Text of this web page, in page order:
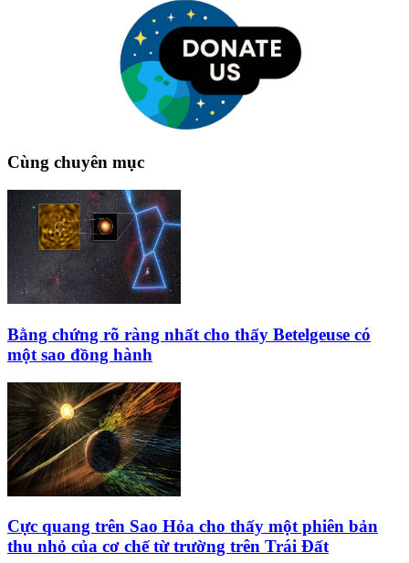
Cùng chuyên mục
Bằng chứng rõ ràng nhất cho thấy Betelgeuse có
một sao đồng hành
Cực quang trên Sao Hỏa cho thấy một phiên bản
thu nhỏ của cơ chế từ trường trên Trái Đất